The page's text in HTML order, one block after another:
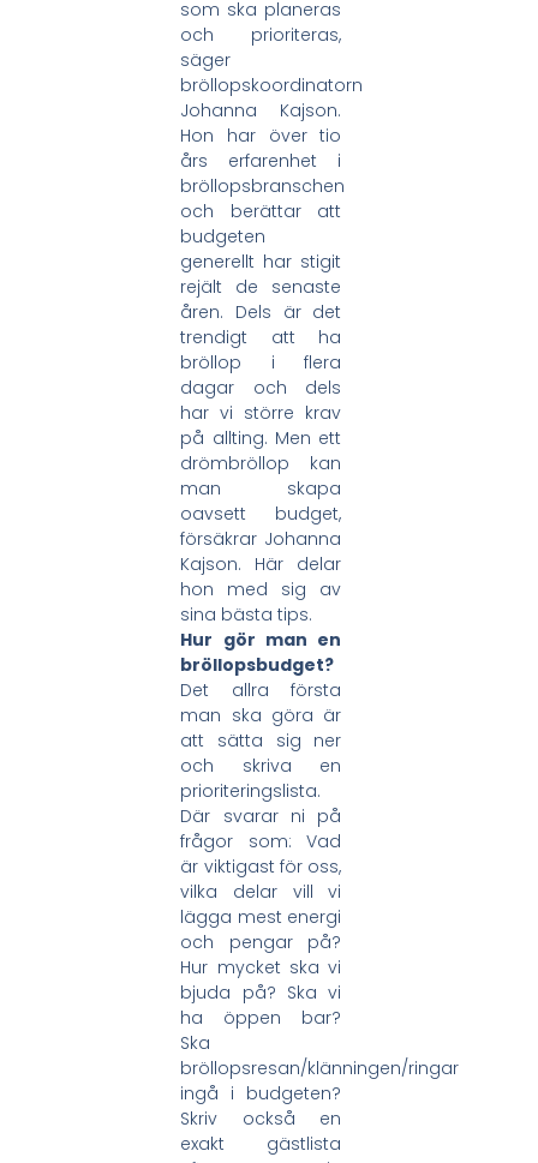
som ska planeras
och prioriteras,
säger
bröllopskoordinatorn
Johanna Kajson.
Hon har över tio
års erfarenhet i
bröllopsbranschen
och berättar att
budgeten
generellt har stigit
rejält de senaste
åren. Dels är det
trendigt att ha
bröllop i flera
dagar och dels
har vi större krav
på allting. Men ett
drömbröllop kan
man skapa
oavsett budget,
försäkrar Johanna
Kajson. Här delar
hon med sig av
sina bästa tips.
Hur gör man en
bröllopsbudget?
Det allra första
man ska göra är
att sätta sig ner
och skriva en
prioriteringslista.
Där svarar ni på
frågor som: Vad
är viktigast för oss,
vilka delar vill vi
lägga mest energi
och pengar på?
Hur mycket ska vi
bjuda på? Ska vi
ha öppen bar?
Ska
bröllopsresan/klänningen/ringar
ingå i budgeten?
Skriv också en
exakt gästlista